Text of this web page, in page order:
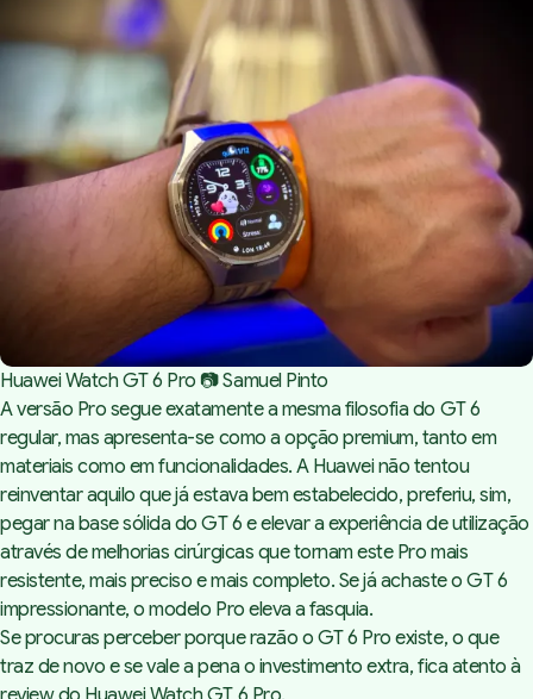
Outros sensores e
funcionalidades
Ecrã
Interface de utilizador
Som e microfone
Prós
Contras
Huawei Watch GT 6 Pro 📷 Samuel Pinto
A versão Pro segue exatamente a mesma filosofia do GT 6
regular, mas apresenta-se como a opção premium, tanto em
materiais como em funcionalidades. A Huawei não tentou
reinventar aquilo que já estava bem estabelecido, preferiu, sim,
pegar na base sólida do GT 6 e elevar a experiência de utilização
através de melhorias cirúrgicas que tornam este Pro mais
resistente, mais preciso e mais completo. Se já achaste o GT 6
impressionante, o modelo Pro eleva a fasquia.
Se procuras perceber porque razão o GT 6 Pro existe, o que
traz de novo e se vale a pena o investimento extra, fica atento à